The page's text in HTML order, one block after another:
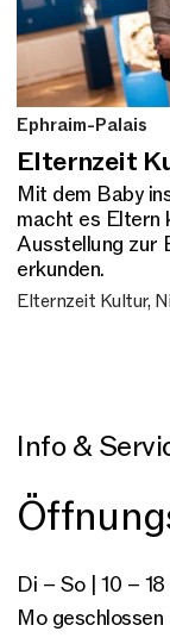
Ephraim-Palais
Elternzeit
Mit dem Baby
macht es Eltern
Ausstellung zur
erkunden.
Elternzeit Kultur, Nikolaiviertel, Führung, Familie und
Info &
Di – So | 10 –
Mo geschlossen